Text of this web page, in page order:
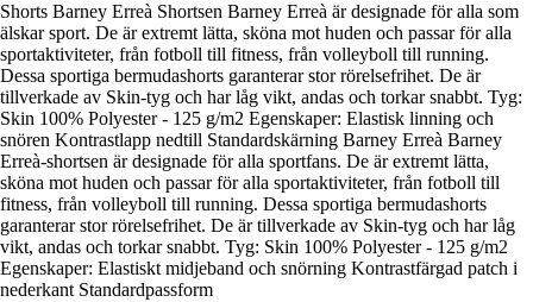
Shorts Barney Erreà Shortsen Barney Erreà är designade för alla som
älskar sport. De är extremt lätta, sköna mot huden och passar för alla
sportaktiviteter, från fotboll till fitness, från volleyboll till running.
Dessa sportiga bermudashorts garanterar stor rörelsefrihet. De är
tillverkade av Skin-tyg och har låg vikt, andas och torkar snabbt. Tyg:
Skin 100% Polyester - 125 g/m2 Egenskaper: Elastisk linning och
snören Kontrastlapp nedtill Standardskärning Barney Erreà Barney
Erreà-shortsen är designade för alla sportfans. De är extremt lätta,
sköna mot huden och passar för alla sportaktiviteter, från fotboll till
fitness, från volleyboll till running. Dessa sportiga bermudashorts
garanterar stor rörelsefrihet. De är tillverkade av Skin-tyg och har låg
vikt, andas och torkar snabbt. Tyg: Skin 100% Polyester - 125 g/m2
Egenskaper: Elastiskt midjeband och snörning Kontrastfärgad patch i
nederkant Standardpassform